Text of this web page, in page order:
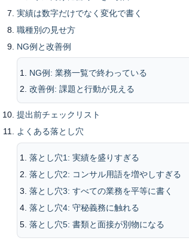
実績は数字だけでなく変化で書く
職種別の見せ方
NG例と改善例
NG例: 業務一覧で終わっている
改善例: 課題と行動が見える
提出前チェックリスト
よくある落とし穴
落とし穴1: 実績を盛りすぎる
落とし穴2: コンサル用語を増やしすぎる
落とし穴3: すべての業務を平等に書く
落とし穴4: 守秘義務に触れる
落とし穴5: 書類と面接が別物になる